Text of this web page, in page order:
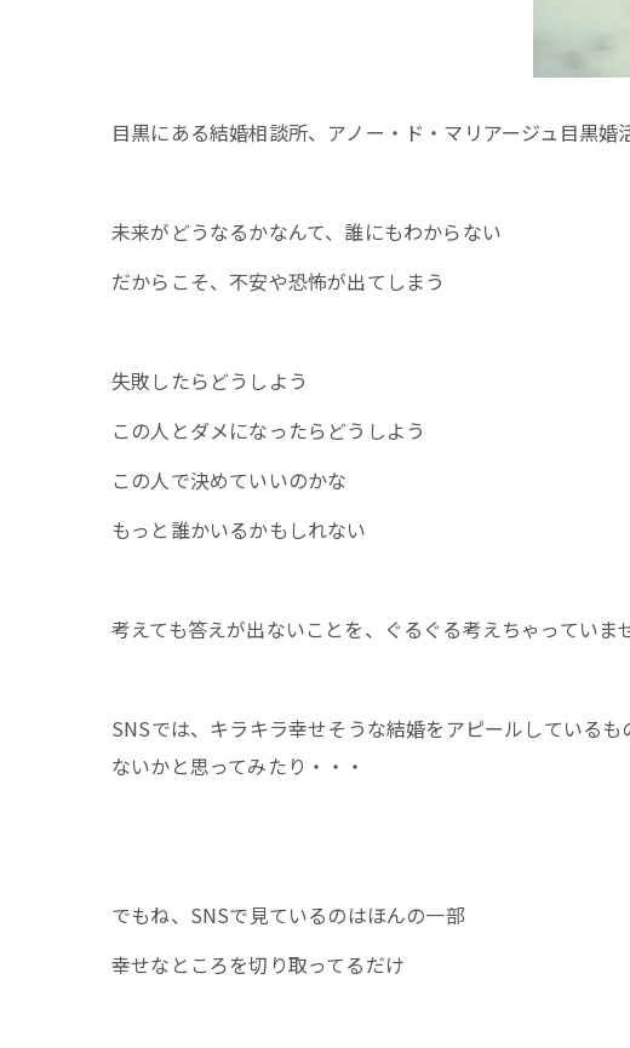
目黒にある結婚相談所、アノー・ド・マリアージュ目黒婚
未来がどうなるかなんて、誰にもわからない
だからこそ、不安や恐怖が出てしまう
失敗したらどうしよう
この人とダメになったらどうしよう
この人で決めていいのかな
もっと誰かいるかもしれない
考えても答えが出ないことを、ぐるぐる考えちゃっていま
SNSでは、キラキラ幸せそうな結婚をアピールしている
ないかと思ってみたり・・・
でもね、SNSで見ているのはほんの一部
幸せなところを切り取ってるだけ